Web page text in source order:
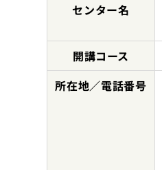
センター名
開講コース
所在地／電話番号